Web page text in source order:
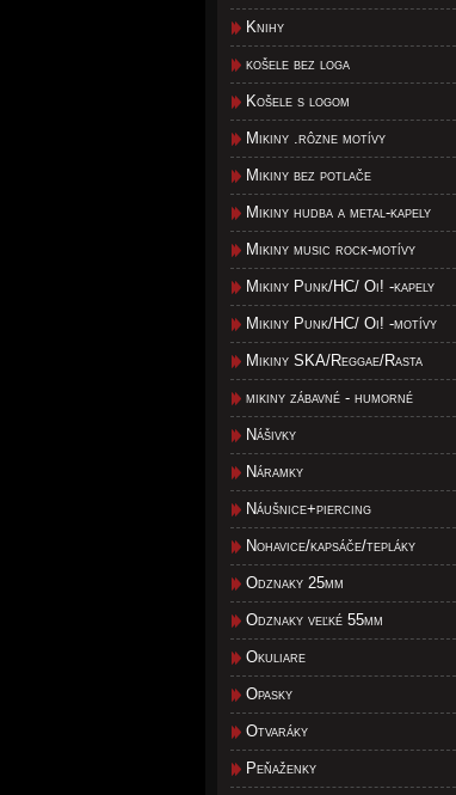
Knihy
košele bez loga
Košele s logom
Mikiny .rôzne motívy
Mikiny bez potlače
Mikiny hudba a metal-kapely
Mikiny music rock-motívy
Mikiny Punk/HC/ Oi! -kapely
Mikiny Punk/HC/ Oi! -motívy
Mikiny SKA/Reggae/Rasta
mikiny zábavné - humorné
Nášivky
Náramky
Náušnice+piercing
Nohavice/kapsáče/tepláky
Odznaky 25mm
Odznaky veľké 55mm
Okuliare
Opasky
Otvaráky
Peňaženky